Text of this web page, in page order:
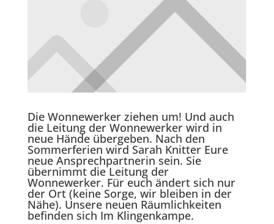
Die Wonnewerker ziehen um! Und auch
die Leitung der Wonnewerker wird in
neue Hände übergeben. Nach den
Sommerferien wird Sarah Knitter Eure
neue Ansprechpartnerin sein. Sie
übernimmt die Leitung der
Wonnewerker. Für euch ändert sich nur
der Ort (keine Sorge, wir bleiben in der
Nähe). Unsere neuen Räumlichkeiten
befinden sich Im Klingenkampe.